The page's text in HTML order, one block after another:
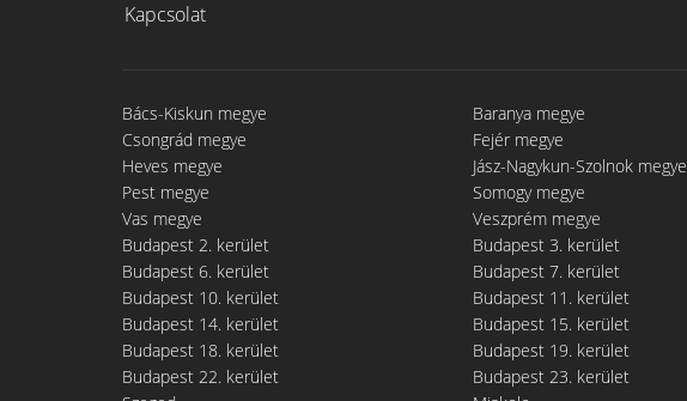
Kapcsolat
Bács-Kiskun megye Baranya megye
Csongrád megye
Fejér megye
Heves megye
Jász-Nagykun-Szolnok megye
Pest megye
Somogy megye
Vas megye
Veszprém megye
Budapest 2. kerület
Budapest 3. kerület
Budapest 6. kerület
Budapest 7. kerület
Budapest 10. kerület
Budapest 11. kerület
Budapest 14. kerület
Budapest 15. kerület
Budapest 18. kerület
Budapest 19. kerület
Budapest 22. kerület
Budapest 23. kerület